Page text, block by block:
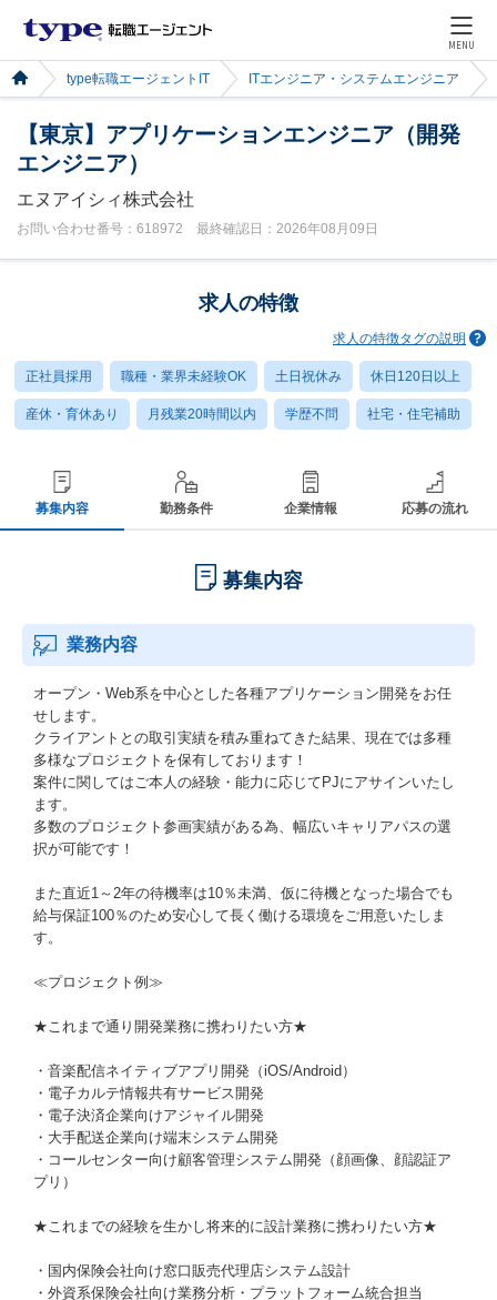
MENU
type転職エージェントIT ITエンジニア・システムエンジニア
【東京】アプリケーションエンジニア（開発
エンジニア）
エヌアイシィ株式会社
お問い合わせ番号：618972 最終確認日：2026年08月09日
求人の特徴
求人の特徴タグの説明
正社員採用 職種・業界未経験OK 土日祝休み 休日120日以上
産休・育休あり 月残業20時間以内 学歴不問 社宅・住宅補助
募集内容 勤務条件 企業情報 応募の流れ
募集内容
業務内容
オープン・Web系を中心とした各種アプリケーション開発をお任
せします。
クライアントとの取引実績を積み重ねてきた結果、現在では多種
多様なプロジェクトを保有しております！
案件に関してはご本人の経験・能力に応じてPJにアサインいたし
ます。
多数のプロジェクト参画実績がある為、幅広いキャリアパスの選
択が可能です！
また直近1～2年の待機率は10％未満、仮に待機となった場合でも
給与保証100％のため安心して長く働ける環境をご用意いたしま
す。
≪プロジェクト例≫
★これまで通り開発業務に携わりたい方★
・音楽配信ネイティブアプリ開発（iOS/Android）
・電子カルテ情報共有サービス開発
・電子決済企業向けアジャイル開発
・大手配送企業向け端末システム開発
・コールセンター向け顧客管理システム開発（顔画像、顔認証ア
プリ）
★これまでの経験を生かし将来的に設計業務に携わりたい方★
・国内保険会社向け窓口販売代理店システム設計
・外資系保険会社向け業務分析・プラットフォーム統合担当